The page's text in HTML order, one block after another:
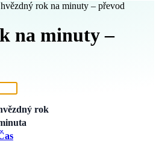
rok na minuty – převod
na minuty –
rok